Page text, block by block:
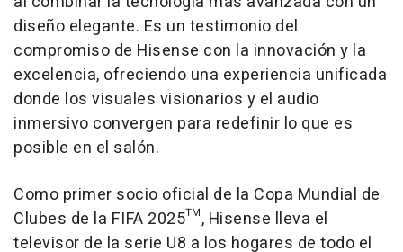
diseño elegante. Es un testimonio del
compromiso de Hisense con la innovación y la
excelencia, ofreciendo una experiencia unificada
donde los visuales visionarios y el audio
inmersivo convergen para redefinir lo que es
posible en el salón.
Como primer socio oficial de la Copa Mundial de
Clubes de la FIFA 2025™, Hisense lleva el
televisor de la serie U8 a los hogares de todo el